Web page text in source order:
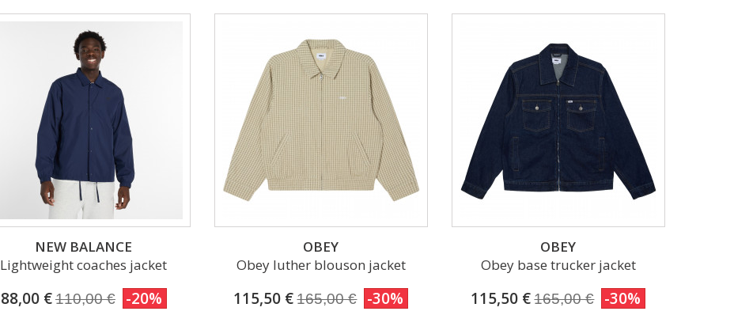
NEW BALANCE
Lightweight coaches jacket
88,00 €110,00 € -20%
OBEY
Obey luther blouson jacket
115,50 € 165,00 € -30%
OBEY
Obey base trucker jacket
115,50 € 165,00 € -30%